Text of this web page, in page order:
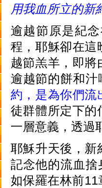
用我血所立的新
逾越節原是紀
程，耶穌卻在這
越節羔羊，即將
逾越節的餅和
約，是為你們流
徒群體所定下的
一層意義，透過
耶穌升天後，新
記念他的流血
如保羅在林前